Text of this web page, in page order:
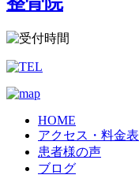
HOME
アクセス・料金表
患者様の声
ブログ